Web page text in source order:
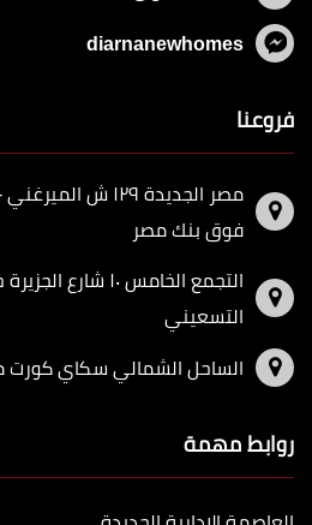
diarnanewhomes
فروعنا
مصر الجديدة ١٢٩
فوق بنك مصر
التجمع الخامس ١٠
التسعيني
الساحل الشمالي سكاي كورت
روابط مهمة